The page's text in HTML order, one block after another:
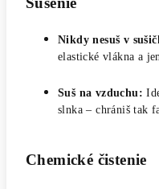
Nikdy nesuš v
elastické vlákna a
Suš na vzduchu:
slnka – chrániš tak
Chemické čistenie